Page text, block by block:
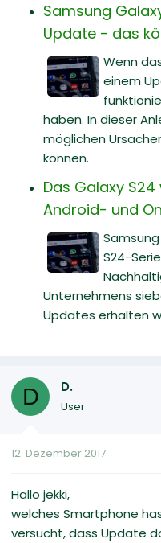
Samsung
Update - das
Wenn
einem
haben. In dieser
möglichen
können.
Das Galaxy
Android- und
S24-
Unternehmens
Updates erhalten
D D.
User
12. Dezember 2017
Hallo jekki,
welches Smartphone
versucht, dass Update